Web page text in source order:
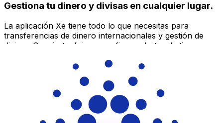
Gestiona tu dinero y divisas en cualquier lugar.
La aplicación Xe tiene todo lo que necesitas para
transferencias de dinero internacionales y gestión de
divisas. Convierte divisas, configura alertas de tipos y